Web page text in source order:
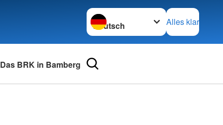
Sprache wechseln zu
Alles klar
Das BRK in Bamberg